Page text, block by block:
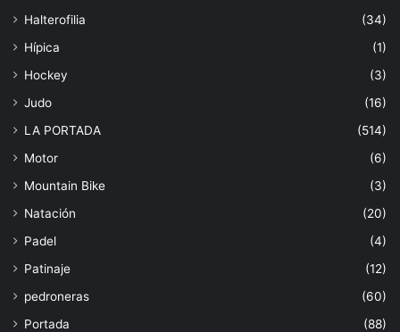
Halterofilia
(34)
Hípica
(1)
Hockey
(3)
Judo
(16)
LA PORTADA
(514)
Motor
(6)
Mountain Bike
(3)
Natación
(20)
Padel
(4)
Patinaje
(12)
pedroneras
(60)
Portada
(88)